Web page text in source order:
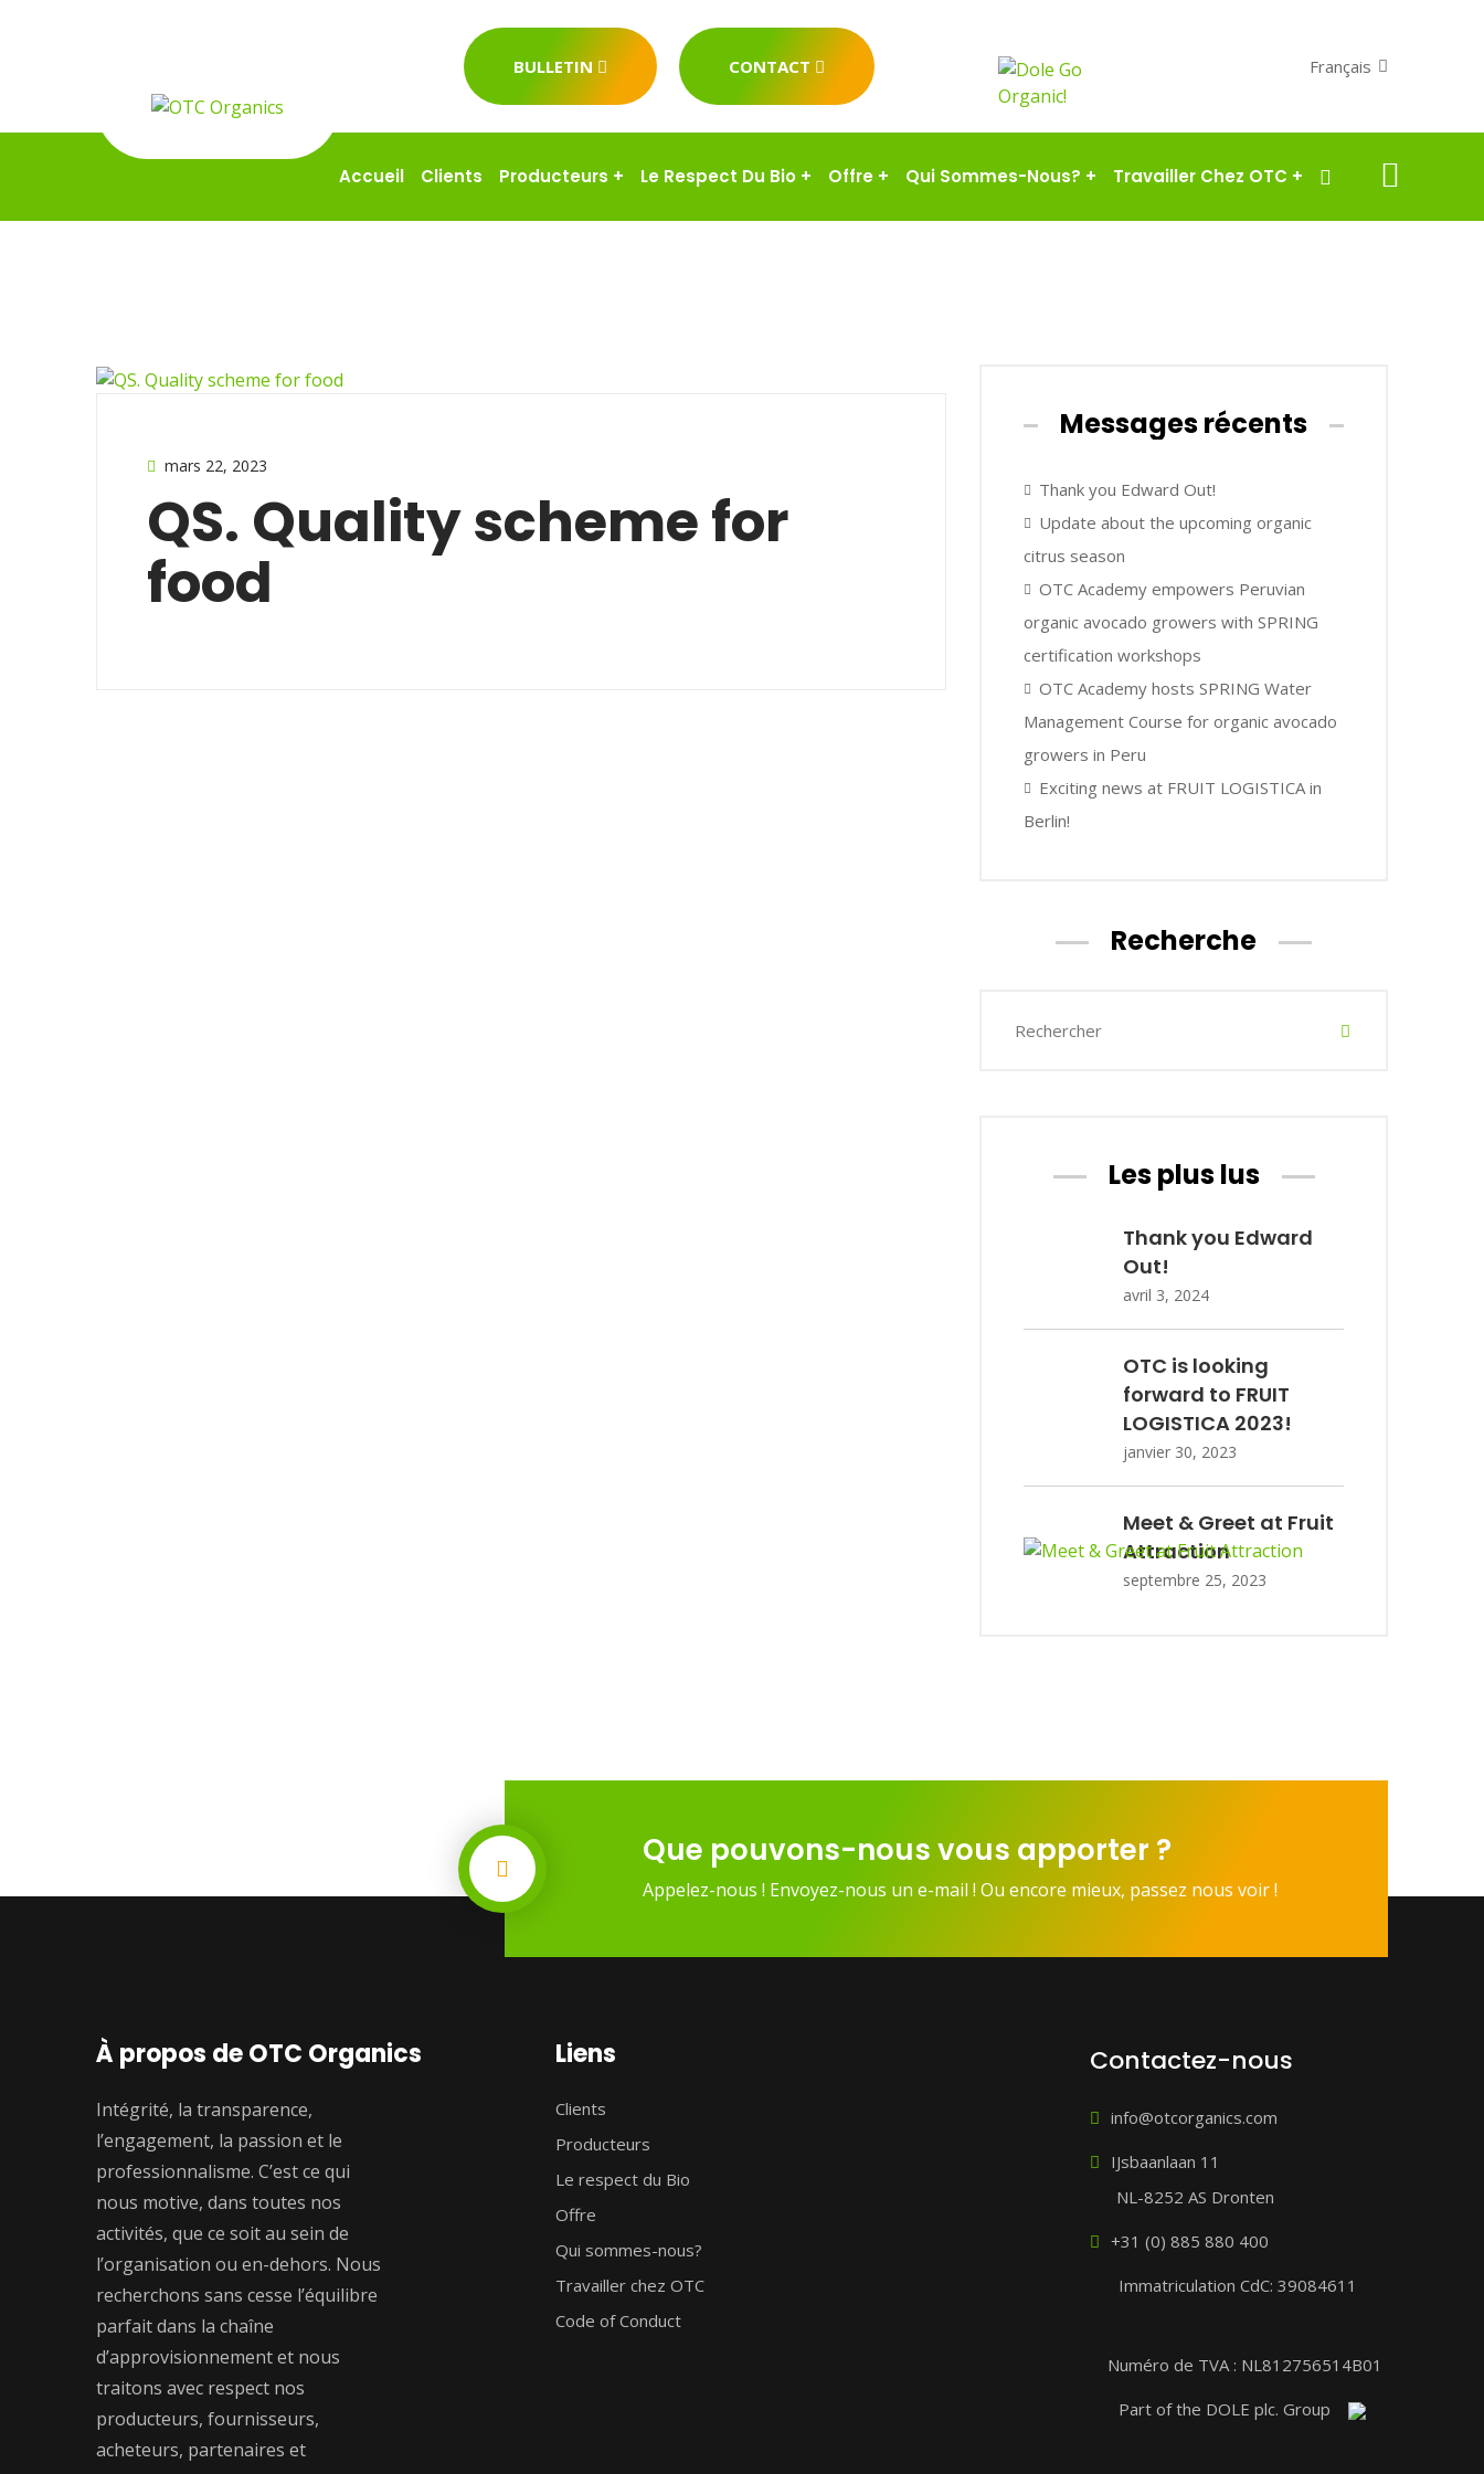
BULLETIN CONTACT Français
Accueil Clients Producteurs + Le Respect Du Bio + Offre + Qui Sommes-Nous? + Travailler Chez OTC +
mars 22, 2023
QS. Quality scheme for
food
Messages récents
Thank you Edward Out!
Update about the upcoming organic
citrus season
OTC Academy empowers Peruvian
organic avocado growers with SPRING
certification workshops
OTC Academy hosts SPRING Water
Management Course for organic avocado
growers in Peru
Exciting news at FRUIT LOGISTICA in
Berlin!
Recherche
Les plus lus
Thank you Edward
Out!
avril 3, 2024
OTC is looking
forward to FRUIT
LOGISTICA 2023!
janvier 30, 2023
Meet & Greet at Fruit
Attraction
septembre 25, 2023
Que pouvons-nous vous apporter ?
Appelez-nous ! Envoyez-nous un e-mail ! Ou encore mieux, passez nous voir !
À propos de OTC Organics
Intégrité, la transparence,
l’engagement, la passion et le
professionnalisme. C’est ce qui
nous motive, dans toutes nos
activités, que ce soit au sein de
l’organisation ou en-dehors. Nous
recherchons sans cesse l’équilibre
parfait dans la chaîne
d’approvisionnement et nous
traitons avec respect nos
producteurs, fournisseurs,
acheteurs, partenaires et
Liens
Clients
Producteurs
Le respect du Bio
Offre
Qui sommes-nous?
Travailler chez OTC
Code of Conduct
Contactez-nous
info@otcorganics.com
IJsbaanlaan 11
NL-8252 AS Dronten
+31 (0) 885 880 400
Immatriculation CdC: 39084611
Numéro de TVA : NL812756514B01
Part of the DOLE plc. Group